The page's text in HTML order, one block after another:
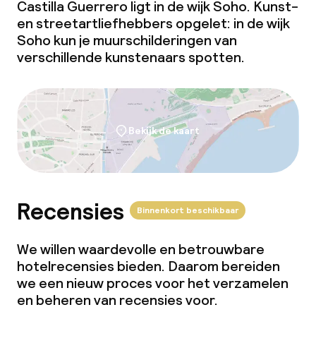
Castilla Guerrero ligt in de wijk Soho. Kunst-
en streetartliefhebbers opgelet: in de wijk
Soho kun je muurschilderingen van
verschillende kunstenaars spotten.
Bekijk de kaart
Recensies Binnenkort beschikbaar
We willen waardevolle en betrouwbare
hotelrecensies bieden. Daarom bereiden
we een nieuw proces voor het verzamelen
en beheren van recensies voor.